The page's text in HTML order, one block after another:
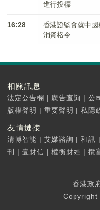
進行投標
16:28
香港證監會就中
消資格令
相關訊息
法定公告欄 | 廣告查詢 | 公
版權聲明 | 重要聲明 | 私隱
友情鏈接
清博智能 | 艾媒諮詢 | 和訊 |
刊
| 壹財信 | 權衡財經 | 攬
香港政
Copyright